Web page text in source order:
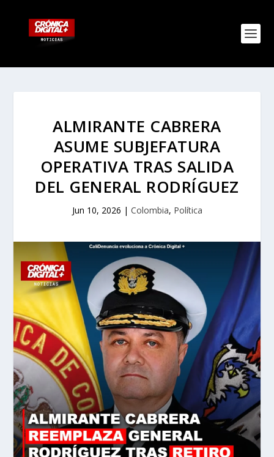
ALMIRANTE CABRERA
ASUME SUBJEFATURA
OPERATIVA TRAS SALIDA
DEL GENERAL RODRÍGUEZ
Jun 10, 2026 | Colombia, Política